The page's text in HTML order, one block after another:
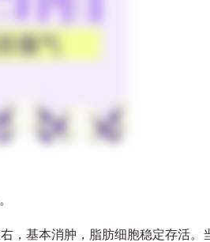
基本消肿，脂肪细胞稳定存活。